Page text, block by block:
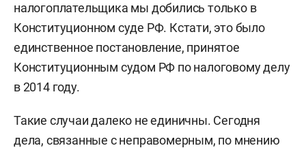
налогоплательщика мы добились только в
Конституционном суде РФ. Кстати, это было
единственное постановление, принятое
Конституционным судом РФ по налоговому делу
в 2014 году.
Такие случаи далеко не единичны. Сегодня
дела, связанные с неправомерным, по мнению